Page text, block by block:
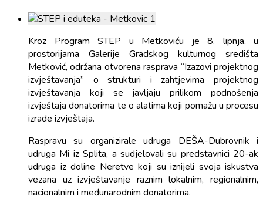
Kroz Program STEP u Metkoviću je 8. lipnja, u
prostorijama Galerije Gradskog kulturnog središta
Metković, održana otvorena rasprava “Izazovi projektnog
izvještavanja” o strukturi i zahtjevima projektnog
izvještavanja koji se javljaju prilikom podnošenja
izvještaja donatorima te o alatima koji pomažu u procesu
izrade izvještaja.
Raspravu su organizirale udruga DEŠA-Dubrovnik i
udruga Mi iz Splita, a sudjelovali su predstavnici 20-ak
udruga iz doline Neretve koji su iznijeli svoja iskustva
vezana uz izvještavanje raznim lokalnim, regionalnim,
nacionalnim i međunarodnim donatorima.